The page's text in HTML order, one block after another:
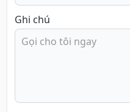
Ghi chú